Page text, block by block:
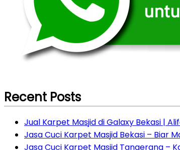
Recent Posts
Jual Karpet Masjid di Galaxy Bekasi |
Jasa Cuci Karpet Masjid Bekasi – Biar
Jasa Cuci Karpet Masjid Tangerang –